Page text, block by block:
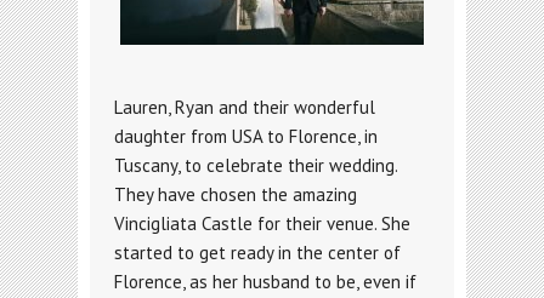
Lauren, Ryan and their wonderful
daughter from USA to Florence, in
Tuscany, to celebrate their wedding.
They have chosen the amazing
Vincigliata Castle for their venue. She
started to get ready in the center of
Florence, as her husband to be, even if